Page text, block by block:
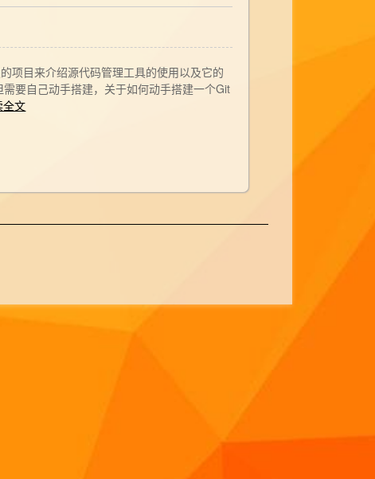
项目来介绍源代码管理工具的使用以及它的
要自己动手搭建，关于如何动手搭建一个Git
全文